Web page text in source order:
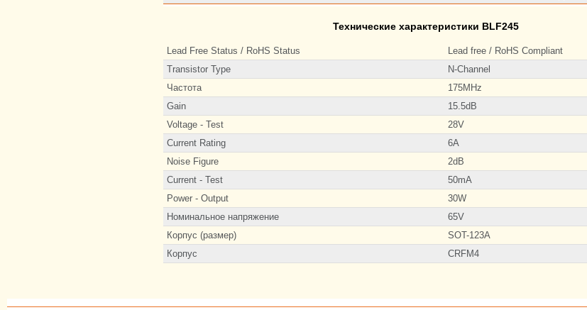
Технические характеристики BLF245
Lead Free Status / RoHS Status
Lead free / RoHS Compliant
Transistor Type
N-Channel
Частота
175MHz
Gain
15.5dB
Voltage - Test
28V
Current Rating
6A
Noise Figure
2dB
Current - Test
50mA
Power - Output
30W
Номинальное напряжение
65V
Корпус (размер)
SOT-123A
Корпус
CRFM4